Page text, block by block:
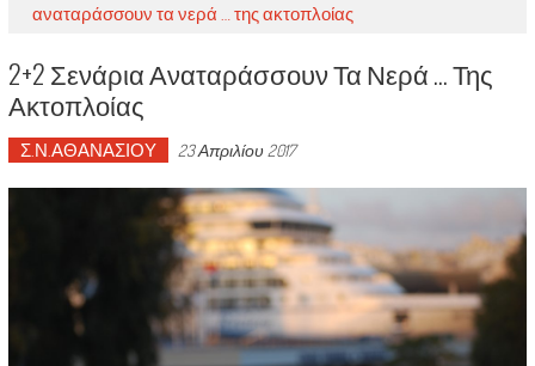
αναταράσσουν τα νερά … της ακτοπλοίας
2+2 Σενάρια Αναταράσσουν Τα Νερά … Της
Ακτοπλοίας
Σ.Ν.ΑΘΑΝΑΣΙΟΥ 23 Απριλίου 2017